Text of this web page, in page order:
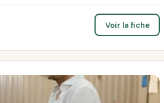
Voir la fiche